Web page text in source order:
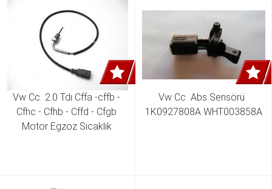
Vw Cc  2.0 Tdı Cffa -cffb -
Cfhc - Cfhb - Cffd - Cfgb
Motor Egzoz Sıcaklık
Vw Cc  Abs Sensörü
1K0927808A WHT003858A